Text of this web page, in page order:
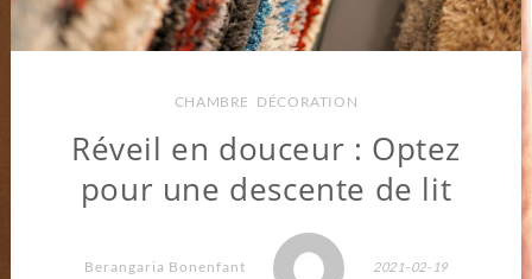
CHAMBRE DÉCORATION
Réveil en douceur : Optez
pour une descente de lit
Berangaria Bonenfant 2021-02-19